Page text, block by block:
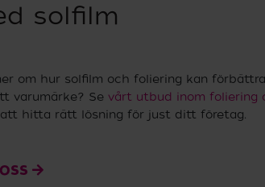
solfilm
om hur solfilm och foliering kan
varumärke? Se vårt utbud inom foliering
att hitta rätt lösning för just ditt företag.